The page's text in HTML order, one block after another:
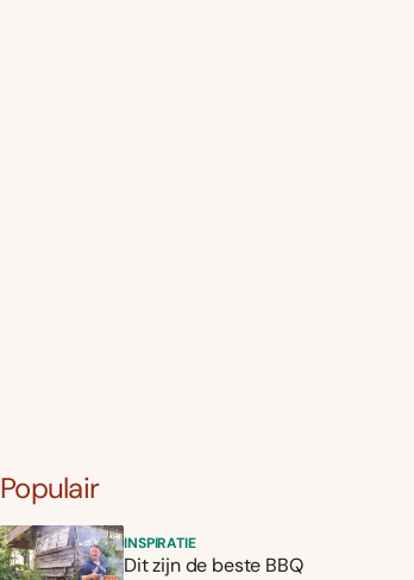
Populair
INSPIRATIE
Dit zijn de beste BBQ